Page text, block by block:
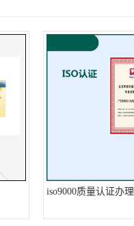
iso9000质量认证办理